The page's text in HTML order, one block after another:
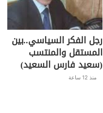
رجل الفكر السياسي..بين
المستقل والمنتسب
(سعيد فارس السعيد)
منذ 12 ساعة